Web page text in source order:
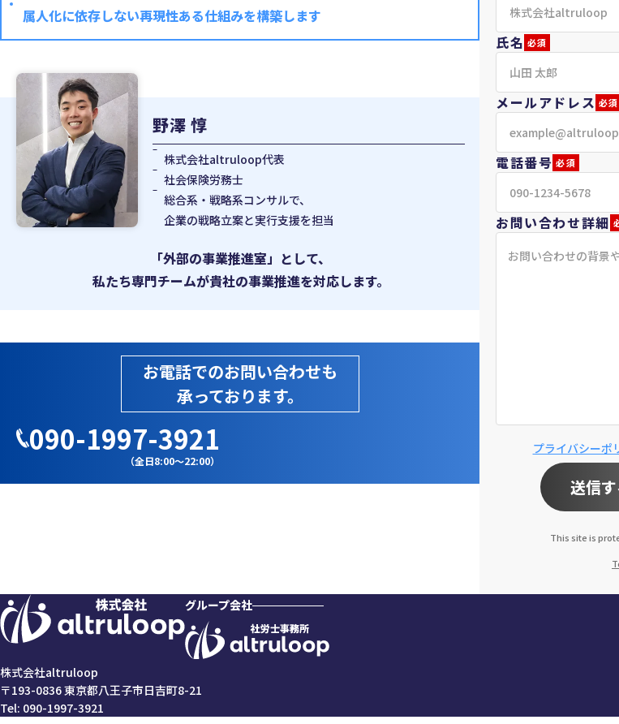
属人化に依存しない再現性ある仕組みを構築します
野澤 惇
株式会社altruloop代表
社会保険労務士
総合系・戦略系コンサルで、
企業の戦略立案と実行支援を担当
「外部の事業推進室」として、
私たち専門チームが貴社の事業推進を対応します。
お電話でのお問い合わせも
承っております。
090-1997-3921
（全日8:00～22:00）
氏名 必須
メールアドレス 必須
電話番号 必須
お問い合わせ詳細
プライバシーポ
送信
This site is
グループ会社
株式会社altruloop
〒193-0836 東京都八王子市日吉町8-21
Tel: 090-1997-3921